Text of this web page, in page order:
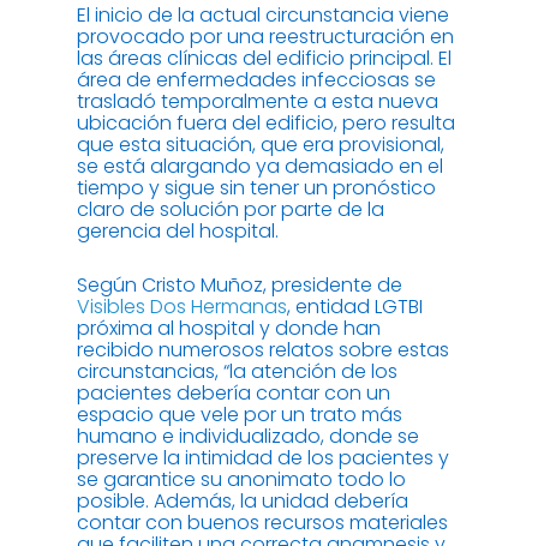
El inicio de la actual circunstancia viene
provocado por una reestructuración en
las áreas clínicas del edificio principal. El
área de enfermedades infecciosas se
trasladó temporalmente a esta nueva
ubicación fuera del edificio, pero resulta
que esta situación, que era provisional,
se está alargando ya demasiado en el
tiempo y sigue sin tener un pronóstico
claro de solución por parte de la
gerencia del hospital.
Según Cristo Muñoz, presidente de
Visibles Dos Hermanas, entidad LGTBI
próxima al hospital y donde han
recibido numerosos relatos sobre estas
circunstancias, “la atención de los
pacientes debería contar con un
espacio que vele por un trato más
humano e individualizado, donde se
preserve la intimidad de los pacientes y
se garantice su anonimato todo lo
posible. Además, la unidad debería
contar con buenos recursos materiales